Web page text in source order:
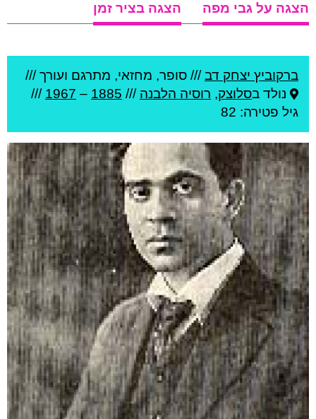
הצגה על גבי מפה
הצגה בציר זמן
ברקוביץ יצחק דב/// סופר, מחזאי, מתרגם ועורך ///
נולד בסלוצק, רוסיה הלבנה ///
1885
–
1967
///
גיל פטירה: 82